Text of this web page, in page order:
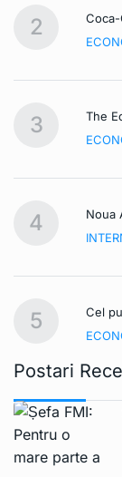
2
3
The
4
Noua
5
Cel
Postari